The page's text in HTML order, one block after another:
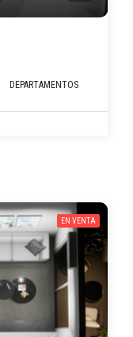
DEPARTAMENTOS
EN VENTA